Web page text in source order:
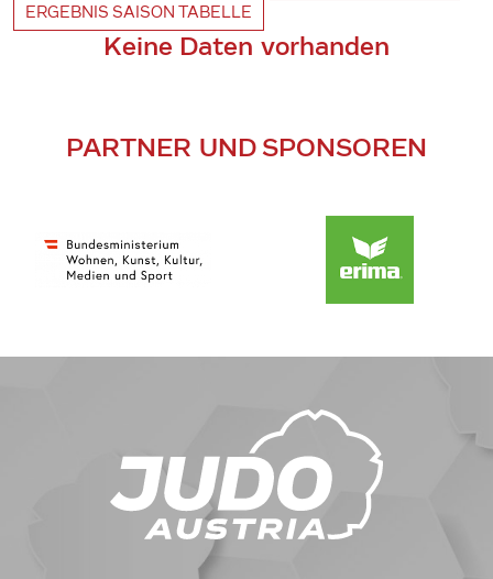
ERGEBNIS SAISON TABELLE
Keine Daten vorhanden
PARTNER UND SPONSOREN